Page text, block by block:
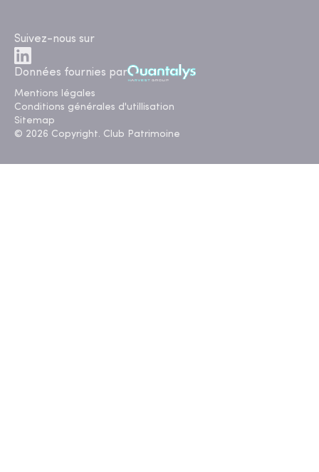
Suivez-nous sur
Données fournies par
Mentions légales
Conditions générales d'utillisation
Sitemap
© 2026 Copyright. Club Patrimoine